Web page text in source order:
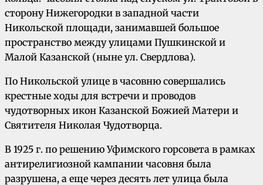
сторону Нижегородки в западной части
Никольской площади, занимавшей большое
пространство между улицами Пушкинской и
Малой Казанской (ныне ул. Свердлова).
По Никольской улице в часовню совершались
крестные ходы для встречи и проводов
чудотворных икон Казанской Божией Матери и
Святителя Николая Чудотворца.
В 1925 г. по решению Уфимского горсовета в рамках
антирелигиозной кампании часовня была
разрушена, а еще через десять лет улица была